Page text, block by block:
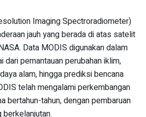
Imaging Spectroradiometer)
jauh yang berada di atas satelit
Data MODIS digunakan dalam
dari pemantauan perubahan iklim,
alam, hingga prediksi bencana
telah mengalami perkembangan
bertahun-tahun, dengan pembaruan
berkelanjutan.